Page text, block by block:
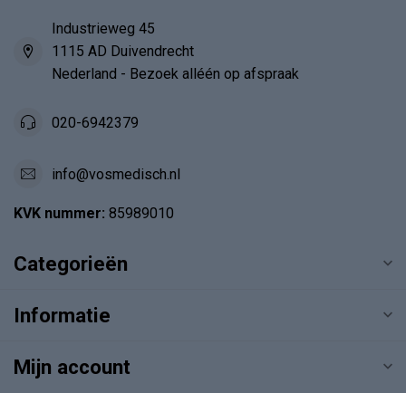
Industrieweg 45
1115 AD Duivendrecht
Nederland - Bezoek alléén op afspraak
020-6942379
info@vosmedisch.nl
KVK nummer: 85989010
Categorieën
Informatie
Mijn account